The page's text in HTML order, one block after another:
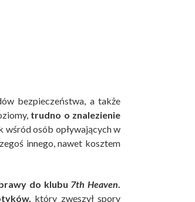
bezpieczeństwa, a także
trudno o znalezienie
wśród osób opływających w
innego, nawet kosztem
do klubu 7th Heaven.
który zwęszył spory